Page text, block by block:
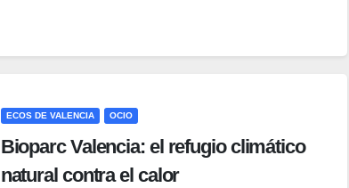
ECOS DE VALENCIA OCIO
Bioparc Valencia: el refugio climático
natural contra el calor